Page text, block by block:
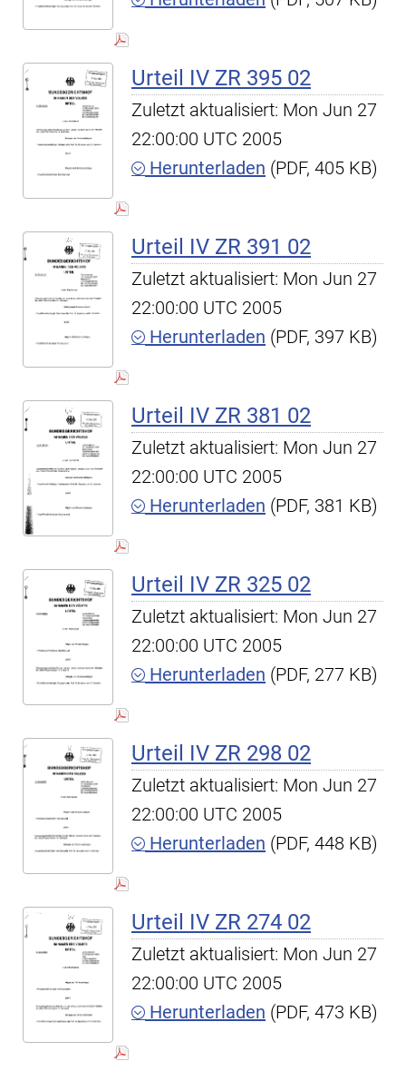
Urteil IV ZR 395 02
Zuletzt aktualisiert: Mon Jun 27
22:00:00 UTC 2005
Herunterladen (PDF, 405 KB)
Urteil IV ZR 391 02
Zuletzt aktualisiert: Mon Jun 27
22:00:00 UTC 2005
Herunterladen (PDF, 397 KB)
Urteil IV ZR 381 02
Zuletzt aktualisiert: Mon Jun 27
22:00:00 UTC 2005
Herunterladen (PDF, 381 KB)
Urteil IV ZR 325 02
Zuletzt aktualisiert: Mon Jun 27
22:00:00 UTC 2005
Herunterladen (PDF, 277 KB)
Urteil IV ZR 298 02
Zuletzt aktualisiert: Mon Jun 27
22:00:00 UTC 2005
Herunterladen (PDF, 448 KB)
Urteil IV ZR 274 02
Zuletzt aktualisiert: Mon Jun 27
22:00:00 UTC 2005
Herunterladen (PDF, 473 KB)